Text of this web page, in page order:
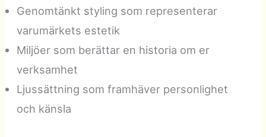
Genomtänkt styling som representerar
varumärkets estetik
Miljöer som berättar en historia om er
verksamhet
Ljussättning som framhäver personlighet
och känsla